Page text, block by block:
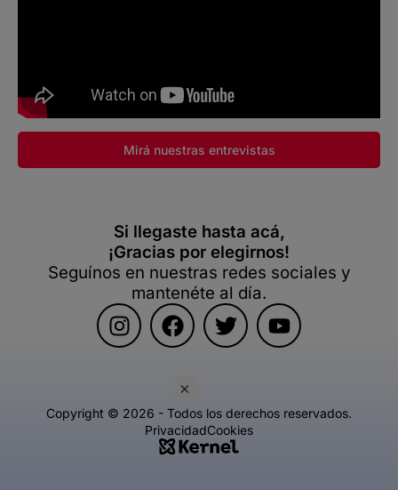
×
Mirá nuestras entrevistas
Si llegaste hasta acá,
¡Gracias por elegirnos!
Seguínos en nuestras redes sociales y
mantenéte al día.
Copyright © 2026 - Todos los derechos reservados.
PrivacidadCookies